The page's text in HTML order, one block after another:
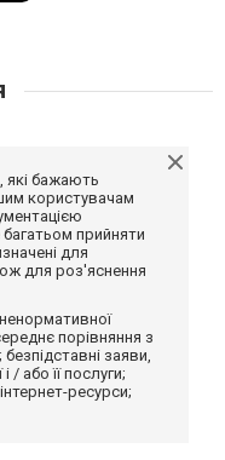
які бажають
користувачам
прийняти
для
для роз'яснення
порівняння з
заяви,
/ або її послуги;
ресурси;